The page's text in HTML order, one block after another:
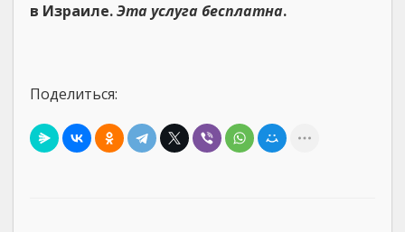
в Израиле.Эта услуга бесплатна.
Поделиться: